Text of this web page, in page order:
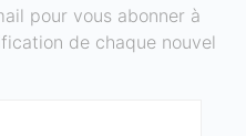
pour vous abonner à
de chaque nouvel